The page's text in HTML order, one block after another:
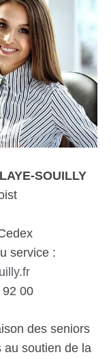
SOUILLY
service :
00
des seniors
au soutien de la